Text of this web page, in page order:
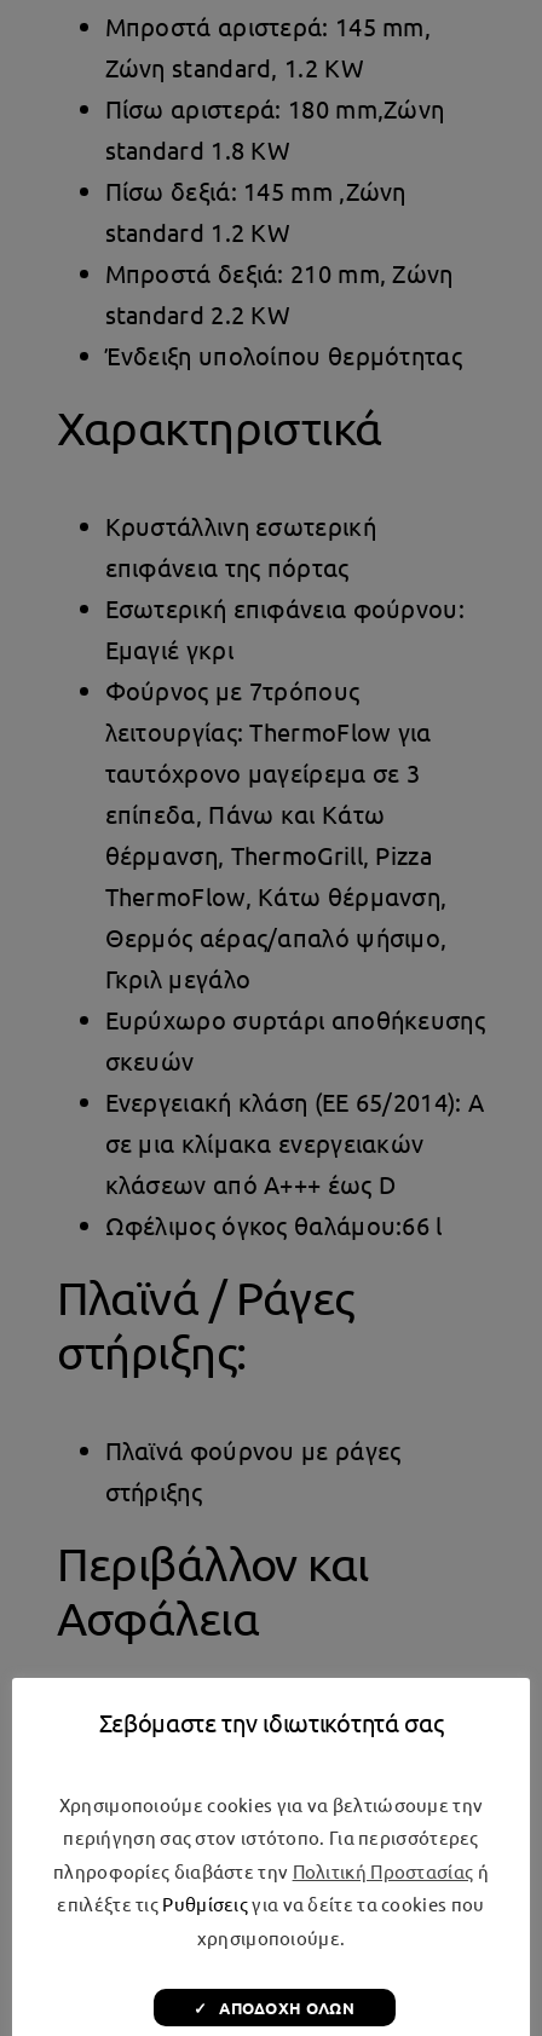
Μπροστά αριστερά: 145 mm,
Ζώνη standard, 1.2 ΚW
Πίσω αριστερά: 180 mm,Zώνη
standard 1.8 ΚW
Πίσω δεξιά: 145 mm ,Ζώνη
standard 1.2 ΚW
Μπροστά δεξιά: 210 mm, Ζώνη
standard 2.2 ΚW
Ένδειξη υπολοίπου θερμότητας
Χαρακτηριστικά
Κρυστάλλινη εσωτερική
επιφάνεια της πόρτας
Εσωτερική επιφάνεια φούρνου:
Εμαγιέ γκρι
Φούρνος με 7τρόπους
λειτουργίας: ThermoFlow για
ταυτόχρονο μαγείρεμα σε 3
επίπεδα, Πάνω και Kάτω
θέρμανση, ThermoGrill, Pizza
ThermoFlow, Κάτω θέρμανση,
Θερμός αέρας/απαλό ψήσιμο,
Γκριλ μεγάλo
Ευρύχωρο συρτάρι αποθήκευσης
σκευών
Ενεργειακή κλάση (ΕΕ 65/2014): A
σε μια κλίμακα ενεργειακών
κλάσεων από Α+++ έως D
Ωφέλιμος όγκος θαλάμου:66 l
Πλαϊνά / Ράγες
στήριξης:
Πλαϊνά φούρνου με ράγες
στήριξης
Περιβάλλον και
Ασφάλεια
Γρήγορη προθέρμανση
Βασικός εξοπλισμός
ταψί γενικής χρήσης, σχάρα,
εμαγιέ βαθύ ταψί 10 lt
Χαρακτηριστικά
Σεβόμαστε την ιδιωτικότητά σας
Χρησιμοποιούμε cookies για να βελτιώσουμε την
περιήγηση σας στον ιστότοπο. Για περισσότερες
πληροφορίες διαβάστε την Πολιτική Προστασίας ή
επιλέξτε τις Ρυθμίσειςγια να δείτε τα cookies που
χρησιμοποιούμε.
✓ ΑΠΟΔΟΧΗ ΟΛΩΝ